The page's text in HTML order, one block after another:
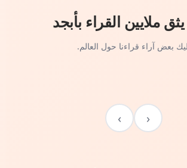
يثق ملايين القراء بأبجد
بعض آراء قراءنا حول العالم.
‹
›